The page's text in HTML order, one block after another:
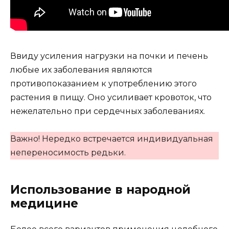
Ввиду усиления нагрузки на почки и печень
любые их заболевания являются
противопоказанием к употреблению этого
растения в пищу. Оно усиливает кровоток, что
нежелательно при сердечных заболеваниях.
Важно! Нередко встречается индивидуальная
непереносимость редьки.
Использование в народной
медицине